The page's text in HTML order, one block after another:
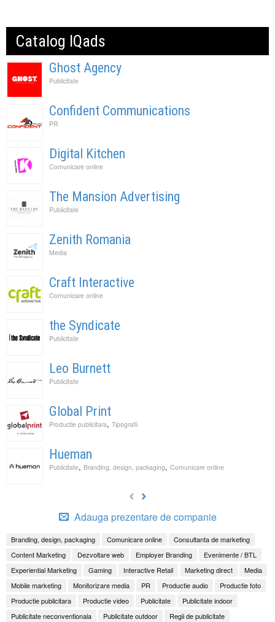
Catalog IQads
Ghost Agency
Publicitate
Confident Communications
PR
Digital Kitchen
Comunicare online
The Mansion Advertising
Publicitate
Zenith Romania
Media
Craft Interactive
Comunicare online
the Syndicate
Publicitate
Leo Burnett
Publicitate
Global Print
Productie publicitara, Tipografii
Hueman
Publicitate, Branding, design, packaging, Comunicare online
Adauga prezentare de companie
Branding, design, packaging Comunicare online
Consultanta de marketing
Content Marketing
Dezvoltare web Employer Branding
Evenimente / BTL
Experiential Marketing
Gaming Interactive Retail Marketing direct
Media
Mobile marketing
Monitorizare media PR Productie audio
Productie foto
Productie publicitara
Productie video Publicitate
Publicitate indoor
Publicitate neconventionala
Publicitate outdoor Regii de publicitate